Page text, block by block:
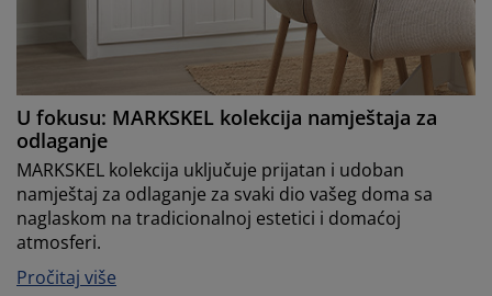
U fokusu: MARKSKEL kolekcija namještaja za
odlaganje
MARKSKEL kolekcija uključuje prijatan i udoban
namještaj za odlaganje za svaki dio vašeg doma sa
naglaskom na tradicionalnoj estetici i domaćoj
atmosferi.
Pročitaj više